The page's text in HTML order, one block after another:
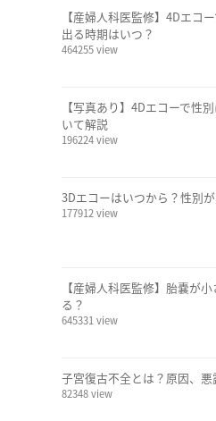
【産婦人科医監修】4Dエコ
出る時期はいつ？
464255 view
【写真あり】4Dエコーで性
いて解説
196224 view
3Dエコーはいつから？性別
177912 view
【産婦人科医監修】胎嚢が
る？
645331 view
子宮復古不全とは？原因、
82348 view